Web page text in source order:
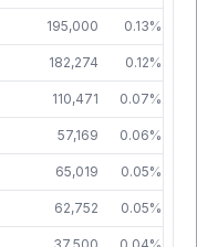
195,000 0.13%
182,274 0.12%
110,471 0.07%
57,169 0.06%
65,019 0.05%
62,752 0.05%